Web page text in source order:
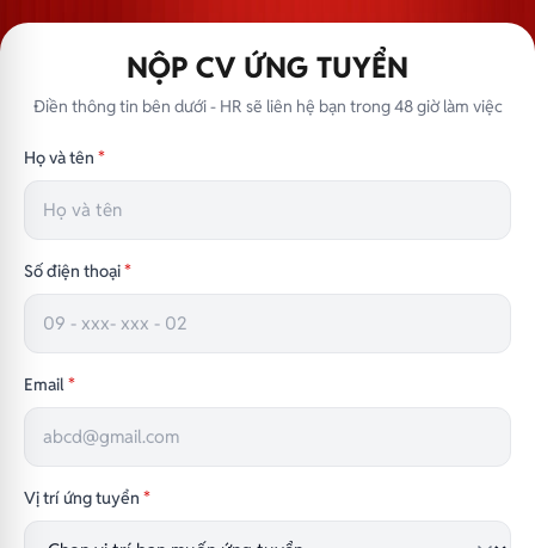
NỘP CV ỨNG TUYỂN
Điền thông tin bên dưới - HR sẽ liên hệ bạn trong 48 giờ làm việc
Họ và tên *
Số điện thoại*
Email*
Vị trí ứng tuyển *